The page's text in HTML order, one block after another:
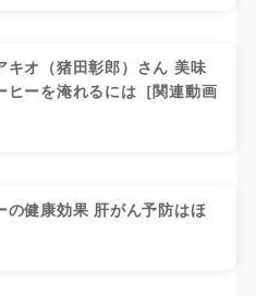
キオ（猪田彰郎）さん 美味
ヒーを淹れるには［関連動画
の健康効果 肝がん予防はほ